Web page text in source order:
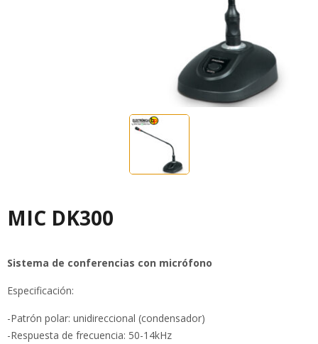
MIC DK300
Sistema de conferencias con micrófono
Especificación:
-Patrón polar: unidireccional (condensador)
-Respuesta de frecuencia: 50-14kHz